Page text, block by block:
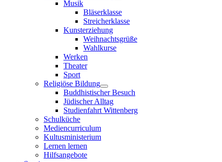
Musik
Bläserklasse
Streicherklasse
Kunsterziehung
Weihnachtsgrüße
Wahlkurse
Werken
Theater
Sport
Religiöse Bildung
Buddhistischer Besuch
Jüdischer Alltag
Studienfahrt Wittenberg
Schulküche
Mediencurriculum
Kultusministerium
Lernen lernen
Hilfsangebote